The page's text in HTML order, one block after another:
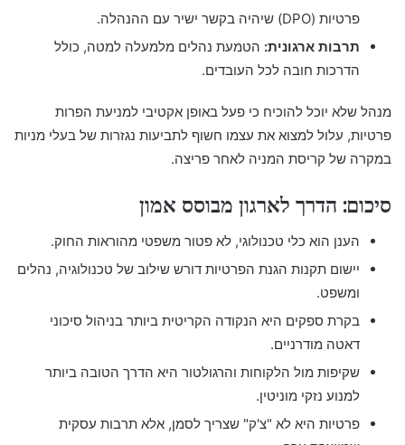
פרטיות (DPO) שיהיה בקשר ישיר עם ההנהלה.
תרבות ארגונית: הטמעת נהלים מלמעלה למטה, כולל
הדרכות חובה לכל העובדים.
מנהל שלא יוכל להוכיח כי פעל באופן אקטיבי למניעת הפרות
פרטיות, עלול למצוא את עצמו חשוף לתביעות נגזרות של בעלי מניות
במקרה של קריסת המניה לאחר פריצה.
סיכום: הדרך לארגון מבוסס אמון
הענן הוא כלי טכנולוגי, לא פטור משפטי מהוראות החוק.
יישום תקנות הגנת הפרטיות דורש שילוב של טכנולוגיה, נהלים
ומשפט.
בקרת ספקים היא הנקודה הקריטית ביותר בניהול סיכוני
דאטה מודרניים.
שקיפות מול הלקוחות והרגולטור היא הדרך הטובה ביותר
למנוע נזקי מוניטין.
פרטיות היא לא "צ'ק" שצריך לסמן, אלא תרבות עסקית